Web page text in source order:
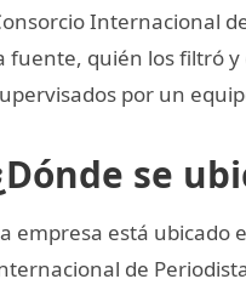
Internacional
fuente, quién los filtró y
por un
se
empresa está ubicado
de